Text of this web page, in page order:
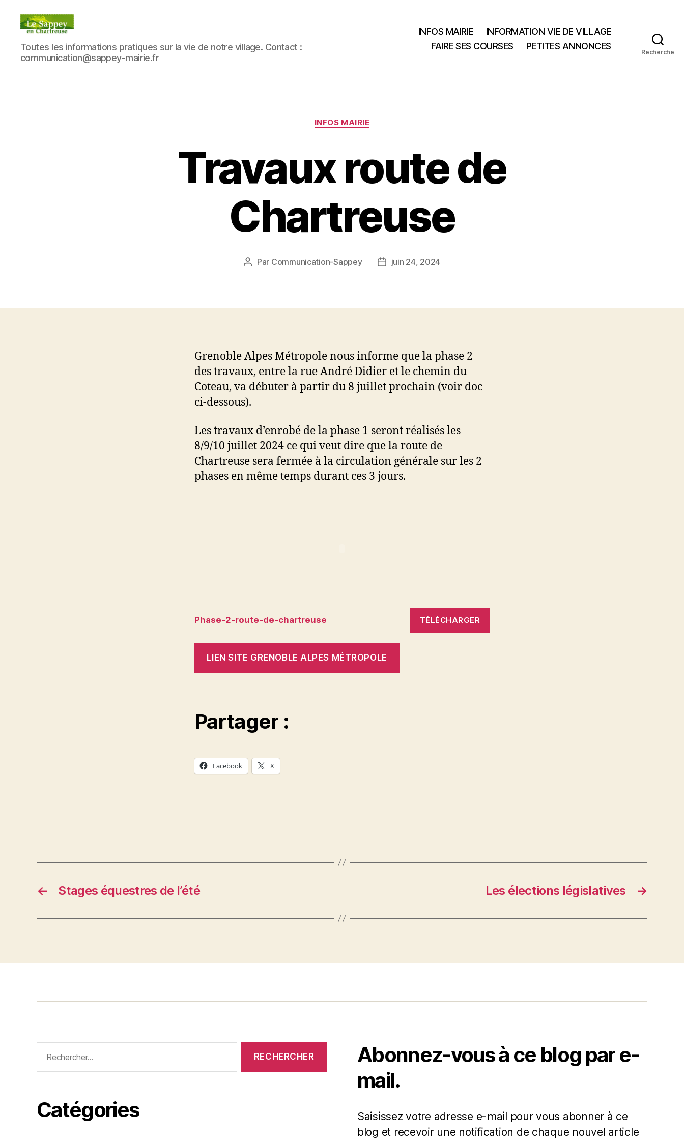
Blog
du
sappey
Toutes les informations pratiques sur la vie de notre village. Contact :
communication@sappey-mairie.fr
INFOS MAIRIE
INFORMATION VIE DE VILLAGE
FAIRE SES COURSES
PETITES ANNONCES
Recherche
Catégories
INFOS MAIRIE
Travaux route de
Chartreuse
Auteur
Par Communication-Sappey
Datejuin 24, 2024
Grenoble Alpes Métropole nous informe que la phase 2
des travaux, entre la rue André Didier et le chemin du
Coteau, va débuter à partir du 8 juillet prochain (voir doc
ci-dessous).
Les travaux d’enrobé de la phase 1 seront réalisés les
8/9/10 juillet 2024 ce qui veut dire que la route de
Chartreuse sera fermée à la circulation générale sur les 2
phases en même temps durant ces 3 jours.
Phase-2-route-de-chartreuse TÉLÉCHARGER
LIEN SITE GRENOBLE ALPES MÉTROPOLE
Partager :
Facebook X
← Stages équestres de l’été →
Les élections législatives
Catégories
Abonnez-vous à ce blog par e-
mail.
Saisissez votre adresse e-mail pour vous abonner à ce
blog et recevoir une notification de chaque nouvel article